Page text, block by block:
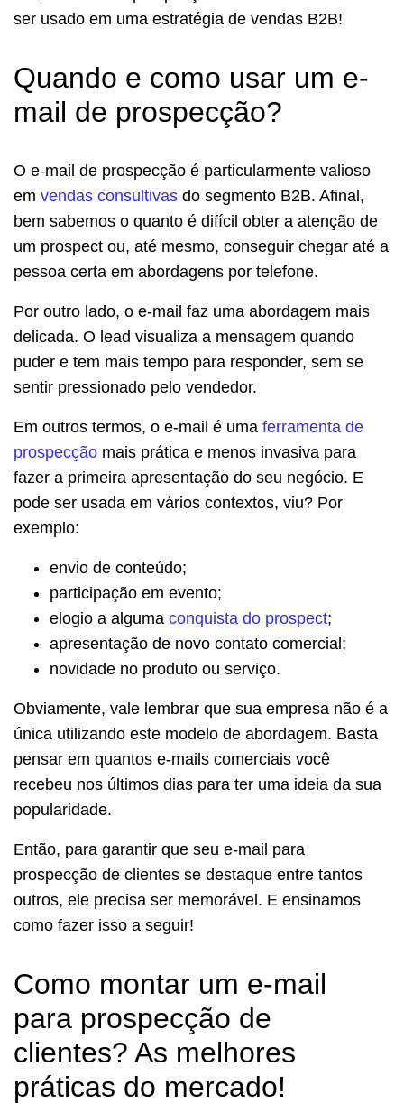
ser usado em uma estratégia de vendas B2B!
Quando e como usar um e-
mail de prospecção?
O e-mail de prospecção é particularmente valioso
em vendas consultivas do segmento B2B. Afinal,
bem sabemos o quanto é difícil obter a atenção de
um prospect ou, até mesmo, conseguir chegar até a
pessoa certa em abordagens por telefone.
Por outro lado, o e-mail faz uma abordagem mais
delicada. O lead visualiza a mensagem quando
puder e tem mais tempo para responder, sem se
sentir pressionado pelo vendedor.
Em outros termos, o e-mail é uma ferramenta de
prospecção mais prática e menos invasiva para
fazer a primeira apresentação do seu negócio. E
pode ser usada em vários contextos, viu? Por
exemplo:
envio de conteúdo;
participação em evento;
elogio a alguma conquista do prospect;
apresentação de novo contato comercial;
novidade no produto ou serviço.
Obviamente, vale lembrar que sua empresa não é a
única utilizando este modelo de abordagem. Basta
pensar em quantos e-mails comerciais você
recebeu nos últimos dias para ter uma ideia da sua
popularidade.
Então, para garantir que seu e-mail para
prospecção de clientes se destaque entre tantos
outros, ele precisa ser memorável. E ensinamos
como fazer isso a seguir!
Como montar um e-mail
para prospecção de
clientes? As melhores
práticas do mercado!